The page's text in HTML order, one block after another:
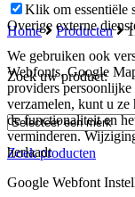
Home Producten
Zoek uw product:
Zoek producten
Klik om essentiële
Overige externe
We gebruiken ook
Webfonts, Google
providers persoonlijke
verzamelen, kunt u
de functionaliteit en
verminderen.
herlaadt
Google Webfont